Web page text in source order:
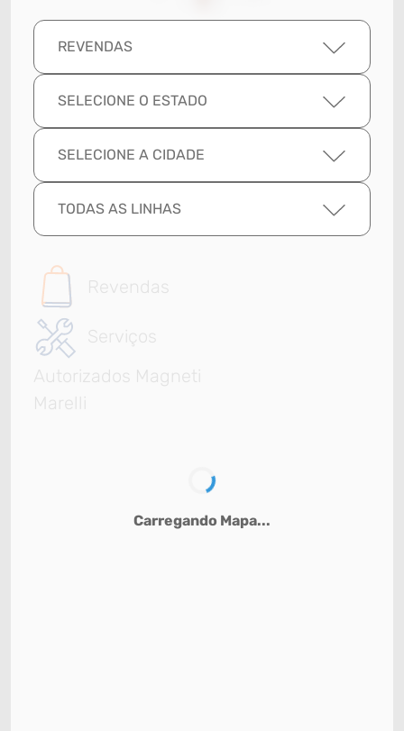
REVENDAS
SELECIONE O ESTADO
SELECIONE A CIDADE
TODAS AS LINHAS
Revendas
Serviços
Autorizados Magneti
Marelli
Carregando Mapa...